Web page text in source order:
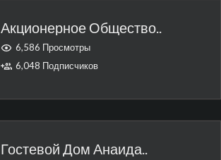
Акционерное Общество..
6,586 Просмотры
6,048 Подписчиков
Гостевой Дом Анаида..